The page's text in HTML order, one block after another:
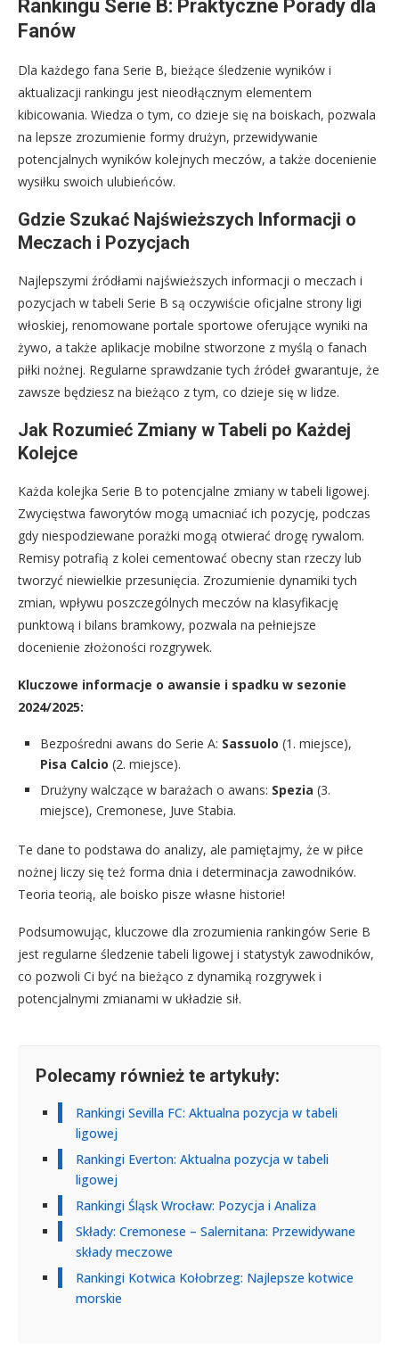
Rankingu Serie B: Praktyczne Porady dla
Fanów
Dla każdego fana Serie B, bieżące śledzenie wyników i
aktualizacji rankingu jest nieodłącznym elementem
kibicowania. Wiedza o tym, co dzieje się na boiskach, pozwala
na lepsze zrozumienie formy drużyn, przewidywanie
potencjalnych wyników kolejnych meczów, a także docenienie
wysiłku swoich ulubieńców.
Gdzie Szukać Najświeższych Informacji o
Meczach i Pozycjach
Najlepszymi źródłami najświeższych informacji o meczach i
pozycjach w tabeli Serie B są oczywiście oficjalne strony ligi
włoskiej, renomowane portale sportowe oferujące wyniki na
żywo, a także aplikacje mobilne stworzone z myślą o fanach
piłki nożnej. Regularne sprawdzanie tych źródeł gwarantuje, że
zawsze będziesz na bieżąco z tym, co dzieje się w lidze.
Jak Rozumieć Zmiany w Tabeli po Każdej
Kolejce
Każda kolejka Serie B to potencjalne zmiany w tabeli ligowej.
Zwycięstwa faworytów mogą umacniać ich pozycję, podczas
gdy niespodziewane porażki mogą otwierać drogę rywalom.
Remisy potrafią z kolei cementować obecny stan rzeczy lub
tworzyć niewielkie przesunięcia. Zrozumienie dynamiki tych
zmian, wpływu poszczególnych meczów na klasyfikację
punktową i bilans bramkowy, pozwala na pełniejsze
docenienie złożoności rozgrywek.
Kluczowe informacje o awansie i spadku w sezonie
2024/2025:
Bezpośredni awans do Serie A: Sassuolo (1. miejsce),
Pisa Calcio (2. miejsce).
Drużyny walczące w barażach o awans: Spezia (3.
miejsce), Cremonese, Juve Stabia.
Te dane to podstawa do analizy, ale pamiętajmy, że w piłce
nożnej liczy się też forma dnia i determinacja zawodników.
Teoria teorią, ale boisko pisze własne historie!
Podsumowując, kluczowe dla zrozumienia rankingów Serie B
jest regularne śledzenie tabeli ligowej i statystyk zawodników,
co pozwoli Ci być na bieżąco z dynamiką rozgrywek i
potencjalnymi zmianami w układzie sił.
Polecamy również te artykuły:
Rankingi Sevilla FC: Aktualna pozycja w tabeli
ligowej
Rankingi Everton: Aktualna pozycja w tabeli
ligowej
Rankingi Śląsk Wrocław: Pozycja i Analiza
Składy: Cremonese – Salernitana: Przewidywane
składy meczowe
Rankingi Kotwica Kołobrzeg: Najlepsze kotwice
morskie